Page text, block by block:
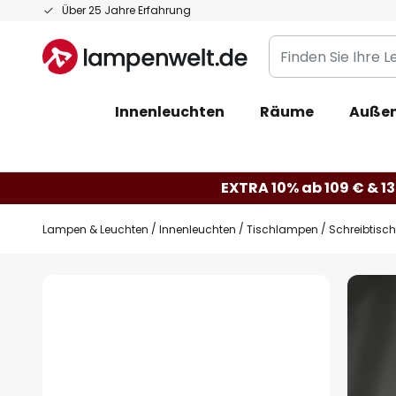
Über 25 Jahre Erfahrung
Zum
springen
Finden
Sie
Leuchte...
Innenleuchten Räume
EXTRA 10% ab 109 € &
Lampen & Leuchten Innenleuchten Tischlampen